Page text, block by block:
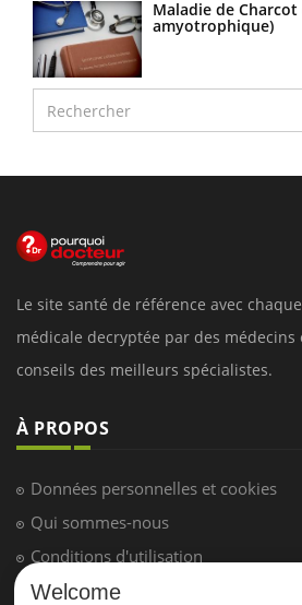
Maladie de
amyotrophique)
Le site santé de référence avec
médicale decryptée par des médecins
conseils des meilleurs spécialistes.
À PROPOS
Données personnelles et cookies
Qui sommes-nous
Conditions d'utilisation
Plan du site
Welcome